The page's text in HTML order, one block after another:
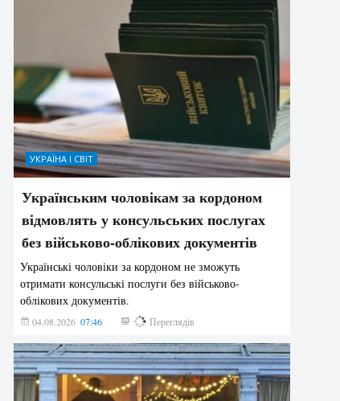
УКРАЇНА І СВІТ
Українським чоловікам за кордоном
відмовлять у консульських послугах
без військово-облікових документів
Українські чоловіки за кордоном не зможуть
отримати консульські послуги без військово-
облікових документів.
04.08.2026 07:46 141 Переглядів